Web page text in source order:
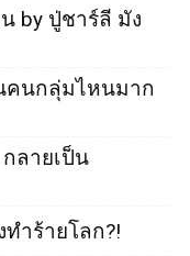
by ปู่ชาร์ลี มัง
คนกลุ่มไหนมาก
ลายเป็น
ทำร้ายโลก?!